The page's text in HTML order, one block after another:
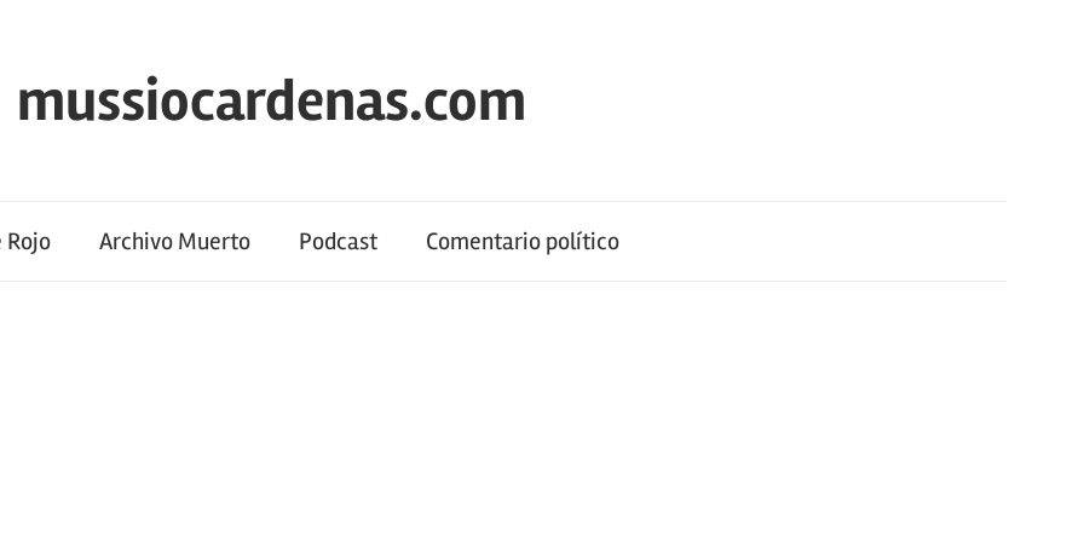
mussiocardenas.com
Archivo Muerto Podcast Comentario político